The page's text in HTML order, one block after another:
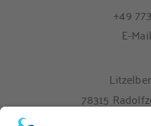
+49
E-
78315